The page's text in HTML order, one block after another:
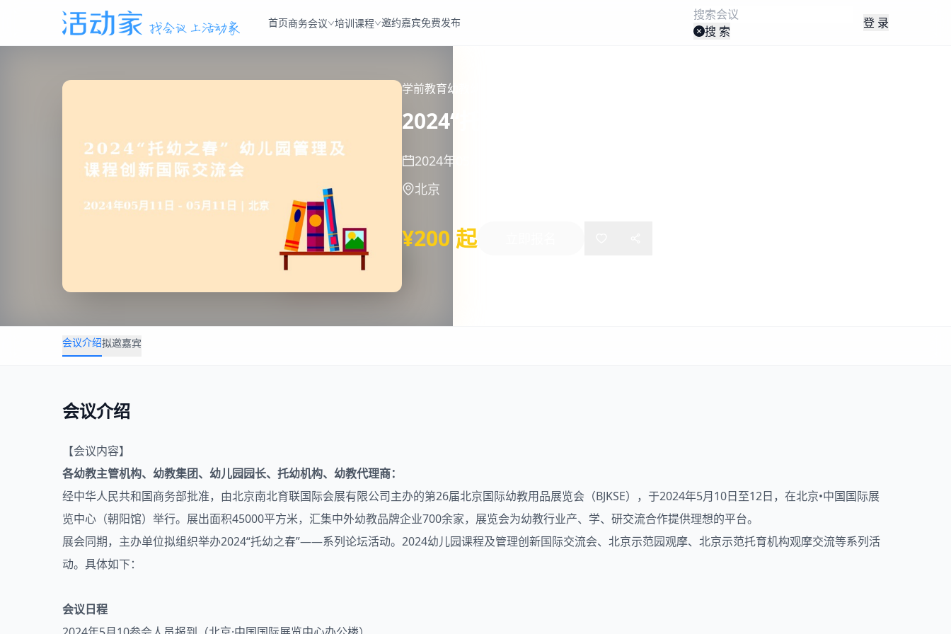
首页商务会议 培训课程 邀约嘉宾免费发布
搜 索
登 录
学前教育幼教
2024“托幼之春” 幼儿园管理及课程创新国际交流会
2024年05月11日
北京
¥200 起
会议介绍拟邀嘉宾
会议介绍
【会议内容】
各幼教主管机构、幼教集团、 幼儿园园长、托幼机构、幼教代理商：
经中华人民共和国商务部批准，由北京南北育联国际会展有限公司主办的第26届北京国际幼教用品展览会（BJKSE），于2024年5月10日至12日，在北京•中国国际展
览中心（朝阳馆）举行。展出面积45000平方米，汇集中外幼教品牌企业700余家，展览会为幼教行业产、学、研交流合作提供理想的平台。
展会同期，主办单位拟组织举办2024“托幼之春”——系列论坛活动。2024幼儿园课程及管理创新国际交流会、北京示范园观摩、北京示范托育机构观摩交流等系列活
动。具体如下：
会议日程